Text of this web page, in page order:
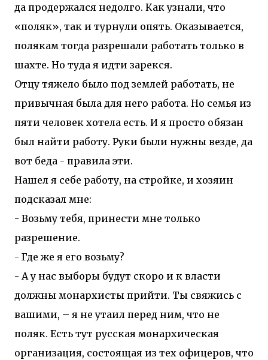
да продержался недолго. Как узнали, что
«поляк», так и турнули опять. Оказывается,
полякам тогда разрешали работать только в
шахте. Но туда я идти зарекся.
Отцу тяжело было под землей работать, не
привычная была для него работа. Но семья из
пяти человек хотела есть. И я просто обязан
был найти работу. Руки были нужны везде, да
вот беда - правила эти.
Нашел я себе работу, на стройке, и хозяин
подсказал мне:
- Возьму тебя, принести мне только
разрешение.
- Где же я его возьму?
- А у нас выборы будут скоро и к власти
должны монархисты прийти. Ты свяжись с
вашими, – я не утаил перед ним, что не
поляк. Есть тут русская монархическая
организация, состоящая из тех офицеров, что